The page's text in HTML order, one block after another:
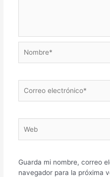
electrónico*
Guarda mi nombre, correo
navegador para la próxima